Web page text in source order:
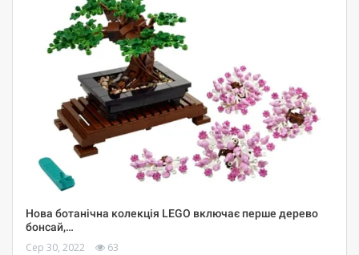
Нова ботанічна колекція LEGO включає перше дерево
бонсай,…
Сер 30, 2022 63